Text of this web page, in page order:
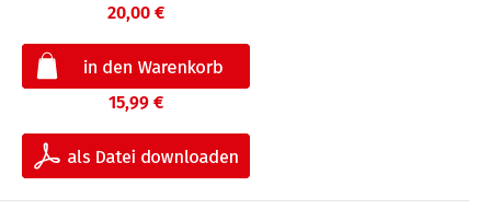
20,00 €
15,99 €